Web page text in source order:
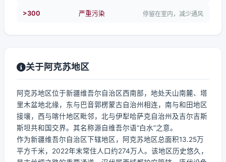
>300 严重污染 停留在室内，减少通风
关于阿克苏地区
阿克苏地区位于新疆维吾尔自治区西南部，地处天山南麓、塔
里木盆地北缘，东与巴音郭楞蒙古自治州相连，南与和田地区
接壤，西与喀什地区毗邻，北与伊犁哈萨克自治州及吉尔吉斯
斯坦共和国交界。其名称源自维吾尔语“白水”之意。
作为新疆维吾尔自治区下辖地区，阿克苏地区总面积13.25万
平方千米，2022年末常住人口约274万人。该地区历史悠久，